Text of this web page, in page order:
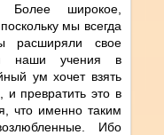
Более широкое,
мы всегда
расширяли свое
наши учения в
ум хочет взять
и превратить это в
что именно таким
Ибо